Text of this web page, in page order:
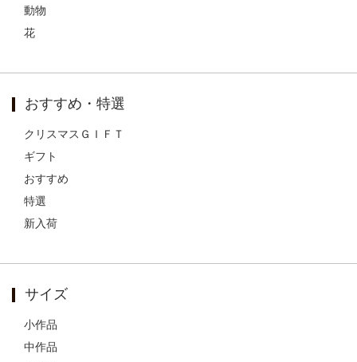
動物
花
おすすめ・特選
クリスマスＧＩＦＴ
ギフト
おすすめ
特選
新入荷
サイズ
小作品
中作品